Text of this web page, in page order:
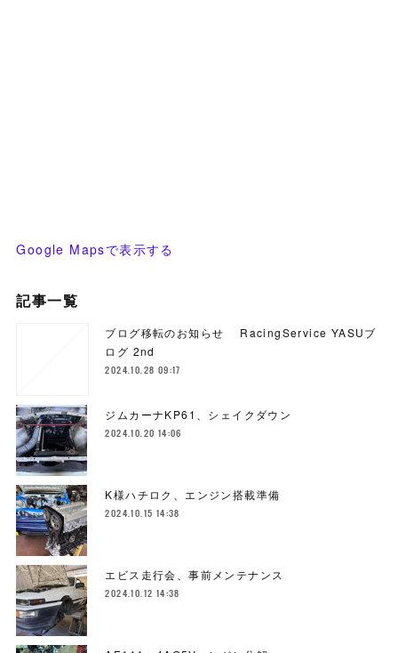
Google Mapsで表示する
記事一覧
ブログ移転のお知らせ RacingService YASUブ
ログ 2nd
2024.10.28 09:17
ジムカーナKP61、シェイクダウン
2024.10.20 14:06
K様ハチロク、エンジン搭載準備
2024.10.15 14:38
エビス走行会、事前メンテナンス
2024.10.12 14:38